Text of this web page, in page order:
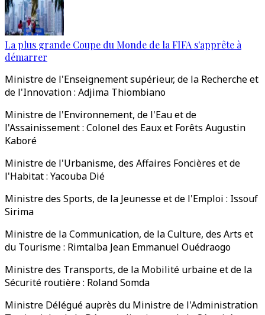
La plus grande Coupe du Monde de la FIFA s'apprête à
démarrer
Ministre de l'Enseignement supérieur, de la Recherche et
de l'Innovation : Adjima Thiombiano
Ministre de l'Environnement, de l'Eau et de
l'Assainissement : Colonel des Eaux et Forêts Augustin
Kaboré
Ministre de l'Urbanisme, des Affaires Foncières et de
l'Habitat : Yacouba Dié
Ministre des Sports, de la Jeunesse et de l'Emploi : Issouf
Sirima
Ministre de la Communication, de la Culture, des Arts et
du Tourisme : Rimtalba Jean Emmanuel Ouédraogo
Ministre des Transports, de la Mobilité urbaine et de la
Sécurité routière : Roland Somda
Ministre Délégué auprès du Ministre de l'Administration